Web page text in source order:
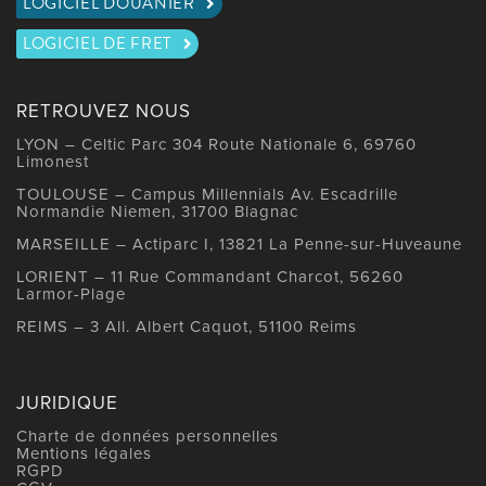
LOGICIEL DE FRET
RETROUVEZ NOUS
LYON – Celtic Parc 304 Route Nationale 6, 69760
Limonest
TOULOUSE – Campus Millennials Av. Escadrille
Normandie Niemen, 31700 Blagnac
MARSEILLE – Actiparc I, 13821 La Penne-sur-Huveaune
LORIENT – 11 Rue Commandant Charcot, 56260
Larmor-Plage
REIMS – 3 All. Albert Caquot, 51100 Reims
JURIDIQUE
Charte de données personnelles
Mentions légales
RGPD